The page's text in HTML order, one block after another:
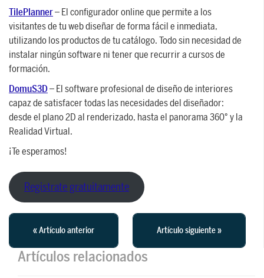
TilePlanner– El configurador online que permite a los
visitantes de tu web diseñar de forma fácil e inmediata,
utilizando los productos de tu catálogo. Todo sin necesidad de
instalar ningún software ni tener que recurrir a cursos de
formación.
DomuS3D– El software profesional de diseño de interiores
capaz de satisfacer todas las necesidades del diseñador:
desde el plano 2D al renderizado, hasta el panorama 360° y la
Realidad Virtual.
¡Te esperamos!
Registrate gratuitamente
« Artículo anterior Artículo siguiente »
Artículos relacionados